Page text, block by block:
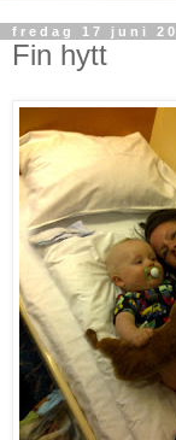
fredag 17 juni
Fin hytt